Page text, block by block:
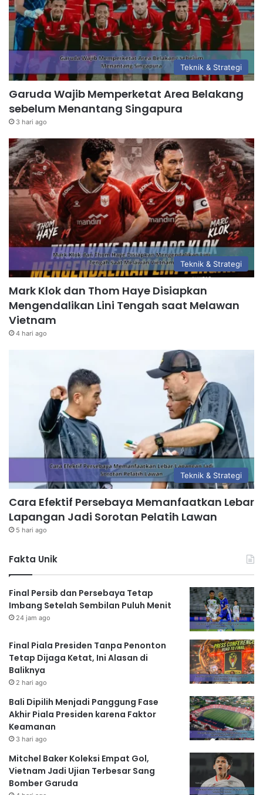
Teknik & Strategi
Garuda Wajib Memperketat Area Belakang
sebelum Menantang Singapura
3 hari ago
Teknik & Strategi
Mark Klok dan Thom Haye Disiapkan
Mengendalikan Lini Tengah saat Melawan
Vietnam
4 hari ago
Teknik & Strategi
Cara Efektif Persebaya Memanfaatkan Lebar
Lapangan Jadi Sorotan Pelatih Lawan
5 hari ago
Fakta Unik
Final Persib dan Persebaya Tetap
Imbang Setelah Sembilan Puluh Menit
24 jam ago
Final Piala Presiden Tanpa Penonton
Tetap Dijaga Ketat, Ini Alasan di
Baliknya
2 hari ago
Bali Dipilih Menjadi Panggung Fase
Akhir Piala Presiden karena Faktor
Keamanan
3 hari ago
Mitchel Baker Koleksi Empat Gol,
Vietnam Jadi Ujian Terbesar Sang
Bomber Garuda